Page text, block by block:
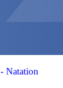
Natation